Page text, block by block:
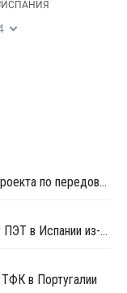
ИСПАНИЯ
GR3N привлекает еще EUR15,5 млн для проекта по передовой переработке ПЭТ в Испании
Plastiverd закроет завод по производству ПЭТ в Испании из-за высоких издержек и дешевого импорта
в Португалии